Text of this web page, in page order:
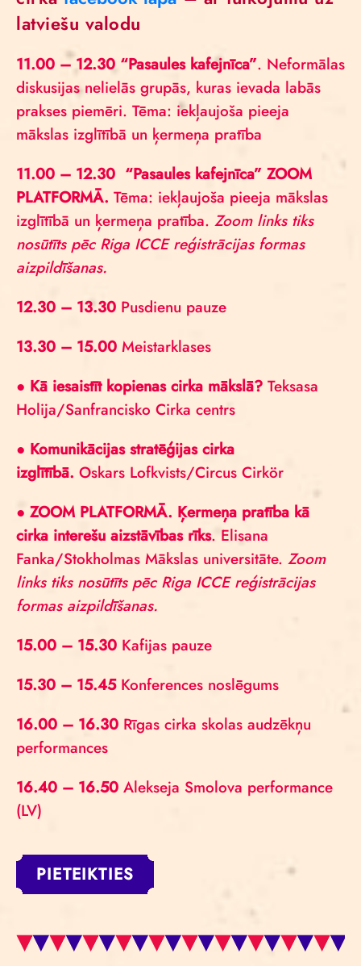
latviešu valodu
11.00 – 12.30 “Pasaules kafejnīca”. Neformālas
diskusijas nelielās grupās, kuras ievada labās
prakses piemēri. Tēma: iekļaujoša pieeja
mākslas izglītībā un ķermeņa pratība
11.00 – 12.30 “Pasaules kafejnīca” ZOOM
PLATFORMĀ. Tēma: iekļaujoša pieeja mākslas
izglītībā un ķermeņa pratība. Zoom links tiks
nosūtīts pēc Riga ICCE reģistrācijas formas
aizpildīšanas.
12.30 – 13.30 Pusdienu pauze
13.30 – 15.00 Meistarklases
● Kā iesaistīt kopienas cirka mākslā? Teksasa
Holija/Sanfrancisko Cirka centrs
● Komunikācijas stratēģijas cirka
izglītībā. Oskars Lofkvists/Circus Cirkör
● ZOOM PLATFORMĀ. Ķermeņa pratība kā
cirka interešu aizstāvības rīks. Elisana
Fanka/Stokholmas Mākslas universitāte. Zoom
links tiks nosūtīts pēc Riga ICCE reģistrācijas
formas aizpildīšanas.
15.00 – 15.30 Kafijas pauze
15.30 – 15.45Konferences noslēgums
16.00 – 16.30 Rīgas cirka skolas audzēkņu
performances
16.40 – 16.50 Alekseja Smolova performance
(LV)
PIETEIKTIES